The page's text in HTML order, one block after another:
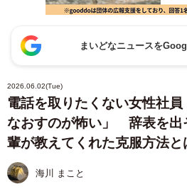
まいどなニュースを
2026.06.02(Tue)
電話を取りたくない女性社
なおすのが怖い」 辞表を出
輩が教えてくれた克服方法
海川 まこと